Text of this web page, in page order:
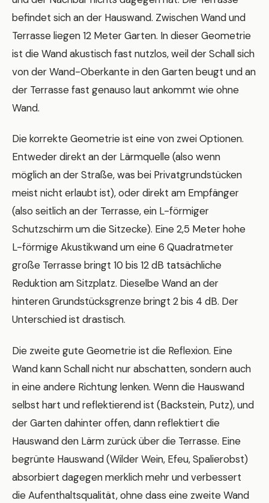
befindet sich an der Hauswand. Zwischen Wand und
Terrasse liegen 12 Meter Garten. In dieser Geometrie
ist die Wand akustisch fast nutzlos, weil der Schall sich
von der Wand-Oberkante in den Garten beugt und an
der Terrasse fast genauso laut ankommt wie ohne
Wand.
Die korrekte Geometrie ist eine von zwei Optionen.
Entweder direkt an der Lärmquelle (also wenn
möglich an der Straße, was bei Privatgrundstücken
meist nicht erlaubt ist), oder direkt am Empfänger
(also seitlich an der Terrasse, ein L-förmiger
Schutzschirm um die Sitzecke). Eine 2,5 Meter hohe
L-förmige Akustikwand um eine 6 Quadratmeter
große Terrasse bringt 10 bis 12 dB tatsächliche
Reduktion am Sitzplatz. Dieselbe Wand an der
hinteren Grundstücksgrenze bringt 2 bis 4 dB. Der
Unterschied ist drastisch.
Die zweite gute Geometrie ist die Reflexion. Eine
Wand kann Schall nicht nur abschatten, sondern auch
in eine andere Richtung lenken. Wenn die Hauswand
selbst hart und reflektierend ist (Backstein, Putz), und
der Garten dahinter offen, dann reflektiert die
Hauswand den Lärm zurück über die Terrasse. Eine
begrünte Hauswand (Wilder Wein, Efeu, Spalierobst)
absorbiert dagegen merklich mehr und verbessert
die Aufenthaltsqualität, ohne dass eine zweite Wand